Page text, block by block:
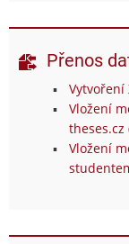
Přenos
Vytvoření
Vložení
theses.cz
Vložení